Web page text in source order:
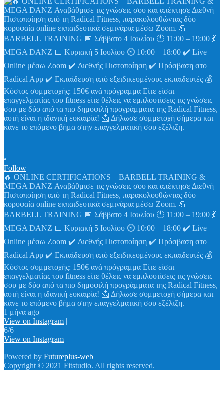
•
Follow
🔥 ONLINE CERTIFICATIONS – BARBELL TRAINING &
MEGA DANZ Αναβάθμισε τις γνώσεις σου και απέκτησε Διεθνή
Πιστοποίηση από τη Radical Fitness, παρακολουθώντας δύο
κορυφαία online εκπαιδευτικά σεμινάρια μέσω Zoom. 💪
BARBELL TRAINING 📅 Σάββατο 4 Ιουλίου 🕚 11:00 – 19:00 💃
MEGA DANZ 📅 Κυριακή 5 Ιουλίου 🕙 10:00 – 18:00 ✔️ Live
Online μέσω Zoom ✔️ Διεθνής Πιστοποίηση ✔️ Πρόσβαση στο
Radical App ✔️ Εκπαίδευση από εξειδικευμένους εκπαιδευτές 💰
Κόστος συμμετοχής: 150€ ανά πρόγραμμα Είτε είσαι
επαγγελματίας του fitness είτε θέλεις να εμπλουτίσεις τις γνώσεις
σου με δύο από τα πιο δημοφιλή προγράμματα της Radical Fitness,
αυτή είναι η ιδανική ευκαιρία! 📩 Δήλωσε συμμετοχή σήμερα και
κάνε το επόμενο βήμα στην επαγγελματική σου εξέλιξη.
1 μήνα ago
View on Instagram |
6/6
View on Instagram
Powered by Futureplus-web
Copyright © 2021 Fitstudio. All rights reserved.